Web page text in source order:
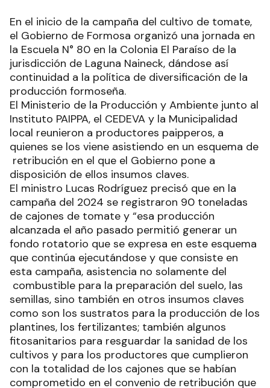
En el inicio de la campaña del cultivo de tomate,
el Gobierno de Formosa organizó una jornada en
la Escuela N° 80 en la Colonia El Paraíso de la
jurisdicción de Laguna Naineck, dándose así
continuidad a la política de diversificación de la
producción formoseña.
El Ministerio de la Producción y Ambiente junto al
Instituto PAIPPA, el CEDEVA y la Municipalidad
local reunieron a productores paipperos, a
quienes se los viene asistiendo en un esquema de
retribución en el que el Gobierno pone a
disposición de ellos insumos claves.
El ministro Lucas Rodríguez precisó que en la
campaña del 2024 se registraron 90 toneladas
de cajones de tomate y “esa producción
alcanzada el año pasado permitió generar un
fondo rotatorio que se expresa en este esquema
que continúa ejecutándose y que consiste en
esta campaña, asistencia no solamente del
combustible para la preparación del suelo, las
semillas, sino también en otros insumos claves
como son los sustratos para la producción de los
plantines, los fertilizantes; también algunos
fitosanitarios para resguardar la sanidad de los
cultivos y para los productores que cumplieron
con la totalidad de los cajones que se habían
comprometido en el convenio de retribución que